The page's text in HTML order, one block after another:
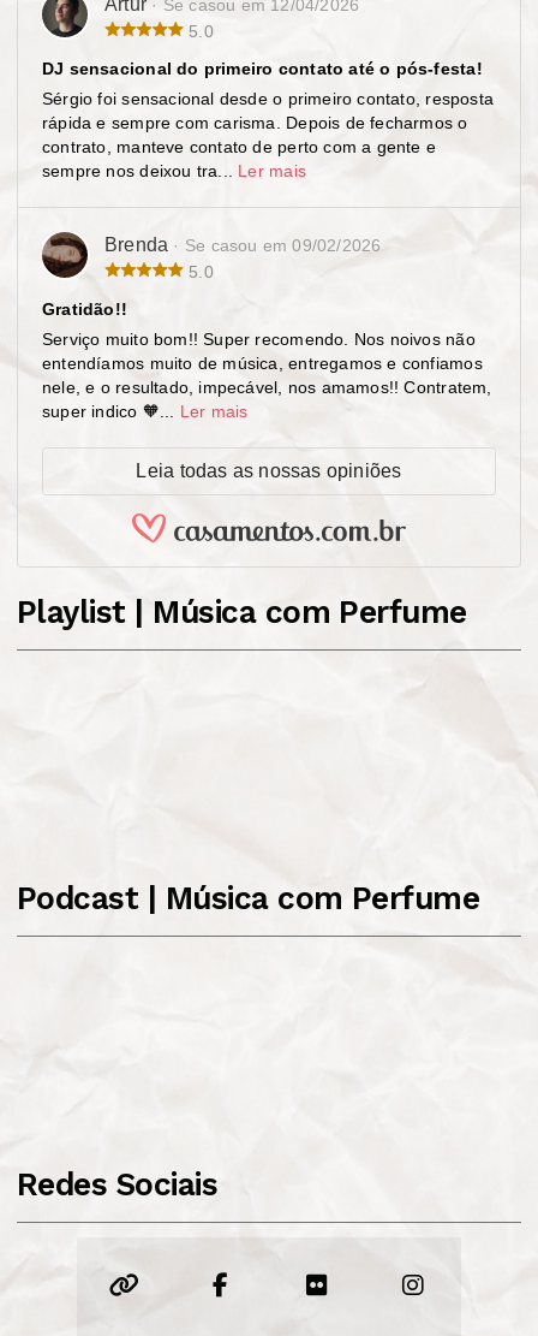
Artur · Se casou em 12/04/2026
5.0
DJ sensacional do primeiro contato até o pós-festa!
Sérgio foi sensacional desde o primeiro contato, resposta
rápida e sempre com carisma. Depois de fecharmos o
contrato, manteve contato de perto com a gente e
sempre nos deixou tra... Ler mais
Brenda · Se casou em 09/02/2026
5.0
Gratidão!!
Serviço muito bom!! Super recomendo. Nos noivos não
entendíamos muito de música, entregamos e confiamos
nele, e o resultado, impecável, nos amamos!! Contratem,
super indico 🧡... Ler mais
Leia todas as nossas opiniões
Playlist | Música com Perfume
Podcast | Música com Perfume
Redes Sociais